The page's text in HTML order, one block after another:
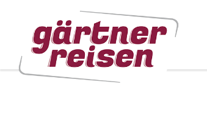
Seitenbereiche:
Inhalt
Hauptnavigation
Footernavigation